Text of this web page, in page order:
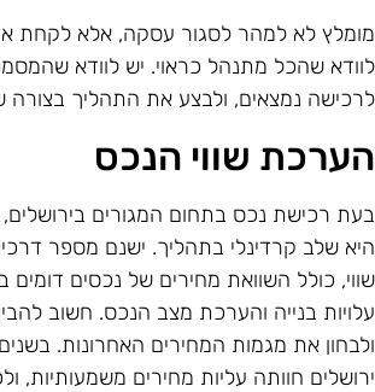
לא למהר לסגור עסקה, אלא לקחת
שהכל מתנהל כראוי. יש לוודא
נמצאים, ולבצע את התהליך בצורה
שווי הנכס
רכישת נכס בתחום המגורים בירושלים,
שלב קרדינלי בתהליך. ישנם מספר
כולל השוואת מחירים של נכסים דומים
בנייה והערכת מצב הנכס. חשוב
את מגמות המחירים האחרונות.
חוותה עליות מחירים משמעותיות,